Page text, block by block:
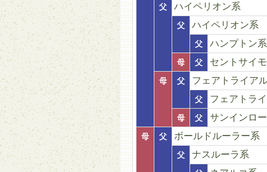
父 ハイペリオン系
父 ハイペリオン系
父 ハンプトン系
母 父 セントサイ
母 父 フェアトライア
父 フェアトラ
母 父 サンインロ
母 父 ボールドルーラー系
父 ナスルーラ系